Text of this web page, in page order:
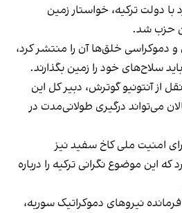
با دولت ترکیه، خواستار زمین
حزب شد.
و دموکراسی خلق‌ها آن را منتشر کرد،
سلاح‌های خود را زمین بگذارند.
از آنتونیو گوترش، دبیر کل این
می‌تواند درگیری طولانی‌مدت در
امنیت ملی کاخ سفید نیز
که این موضوع نگرانی ترکیه را درباره
نیروهای دموکراتیک سوریه،